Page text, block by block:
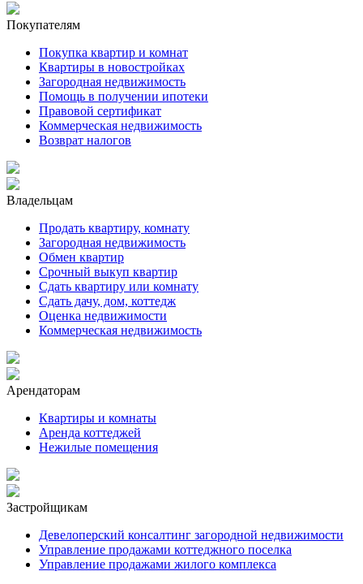
Покупателям
Покупка квартир и комнат
Квартиры в новостройках
Загородная недвижимость
Помощь в получении ипотеки
Правовой сертификат
Коммерческая недвижимость
Возврат налогов
Владельцам
Продать квартиру, комнату
Загородная недвижимость
Обмен квартир
Срочный выкуп квартир
Сдать квартиру или комнату
Сдать дачу, дом, коттедж
Оценка недвижимости
Коммерческая недвижимость
Арендаторам
Квартиры и комнаты
Аренда коттеджей
Нежилые помещения
Застройщикам
Девелоперский консалтинг загородной недвижимости
Управление продажами коттеджного поселка
Управление продажами жилого комплекса